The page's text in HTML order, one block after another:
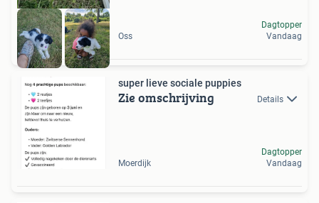
Oss
Dagtopper
Vandaag
super lieve sociale puppies
Zie omschrijving Details
Moerdijk
Dagtopper
Vandaag